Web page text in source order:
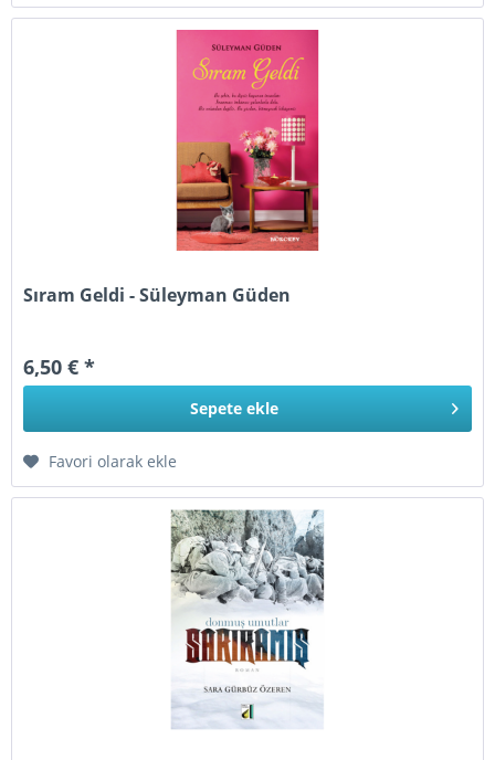
Sıram Geldi - Süleyman Güden
6,50 € *
Sepete ekle
Favori olarak ekle